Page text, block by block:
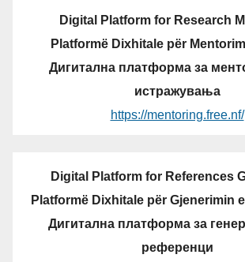
Digital Platform for Research
Platformë Dixhitale për
Дигитална платформа за
истражувања
https://mentoring.free.nf/
Digital Platform for References
Platformë Dixhitale për Gjenerimin
Дигитална платформа за
референци